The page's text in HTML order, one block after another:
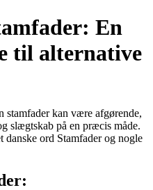
En
til alternative
stamfader kan være afgørende,
slægtskab på en præcis måde.
ord Stamfader og nogle